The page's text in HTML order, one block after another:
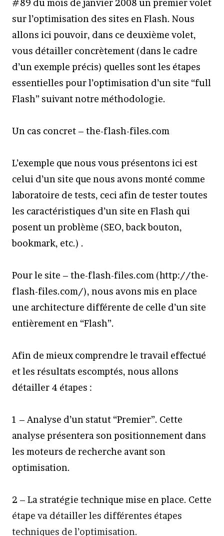
#89 du mois de janvier 2008 un premier volet
sur l’optimisation des sites en Flash. Nous
allons ici pouvoir, dans ce deuxième volet,
vous détailler concrètement (dans le cadre
d’un exemple précis) quelles sont les étapes
essentielles pour l’optimisation d’un site “full
Flash” suivant notre méthodologie.
Un cas concret – the-flash-files.com
L’exemple que nous vous présentons ici est
celui d’un site que nous avons monté comme
laboratoire de tests, ceci afin de tester toutes
les caractéristiques d’un site en Flash qui
posent un problème (SEO, back bouton,
bookmark, etc.) .
Pour le site – the-flash-files.com (http://the-
flash-files.com/), nous avons mis en place
une architecture différente de celle d’un site
entièrement en “Flash”.
Afin de mieux comprendre le travail effectué
et les résultats escomptés, nous allons
détailler 4 étapes :
1 – Analyse d’un statut “Premier”. Cette
analyse présentera son positionnement dans
les moteurs de recherche avant son
optimisation.
2 – La stratégie technique mise en place. Cette
étape va détailler les différentes étapes
techniques de l’optimisation.